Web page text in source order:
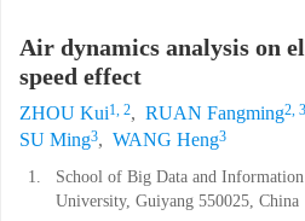
Air dynamics analysis on
speed effect
ZHOU Kui1, 2, RUAN Fangming2, 3
SU Ming3, WANG Heng3
1.
School of Big Data and
University, Guiyang 550025, China